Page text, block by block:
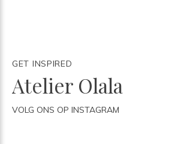
GET INSPIRED
Atelier Olala
VOLG ONS OP INSTAGRAM